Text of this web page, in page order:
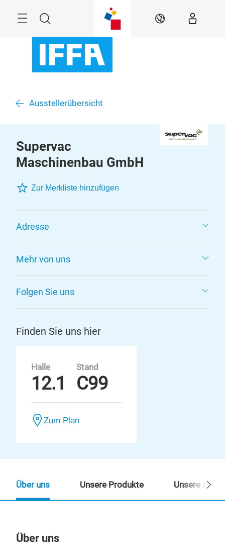
Suche DE
Ausstellerübersicht
Supervac
Maschinenbau GmbH
Zur Merkliste hinzufügen
Adresse
Mehr von uns
Folgen Sie uns
Finden Sie uns hier
Halle
12.1
Stand
C99
Zum Plan
Über uns
Über uns Unsere Produkte Unsere